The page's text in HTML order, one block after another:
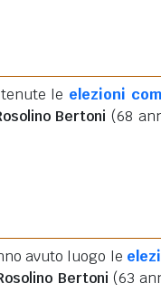
le elezioni
Bertoni (68
avuto luogo le
Bertoni (63